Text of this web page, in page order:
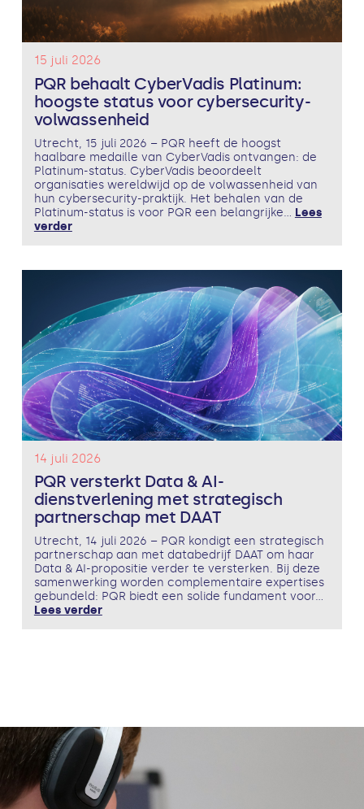
15 juli 2026
PQR behaalt CyberVadis Platinum:
hoogste status voor cybersecurity-
volwassenheid
Utrecht, 15 juli 2026 – PQR heeft de hoogst
haalbare medaille van CyberVadis ontvangen: de
Platinum-status. CyberVadis beoordeelt
organisaties wereldwijd op de volwassenheid van
hun cybersecurity-praktijk. Het behalen van de
Platinum-status is voor PQR een belangrijke... Lees
verder
14 juli 2026
PQR versterkt Data & AI-
dienstverlening met strategisch
partnerschap met DAAT
Utrecht, 14 juli 2026 – PQR kondigt een strategisch
partnerschap aan met databedrijf DAAT om haar
Data & AI-propositie verder te versterken. Bij deze
samenwerking worden complementaire expertises
gebundeld: PQR biedt een solide fundament voor...
Lees verder